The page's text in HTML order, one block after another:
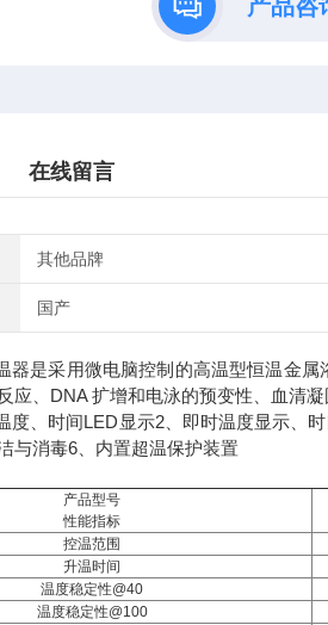
产品咨
在线留言
其他品牌
国产
器是采用微电脑控制的高温型恒温金
应、DNA 扩增和电泳的预变性、血清凝
度、时间LED显示2、即时温度显示、
与消毒6、内置超温保护装置
产品型号
性能指标
控温范围
升温时间
温度稳定性@40
温度稳定性@100